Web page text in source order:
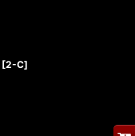
[2-C]